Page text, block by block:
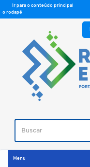
Ir para o conteúdo principal
o rodapé
Buscar
Menu